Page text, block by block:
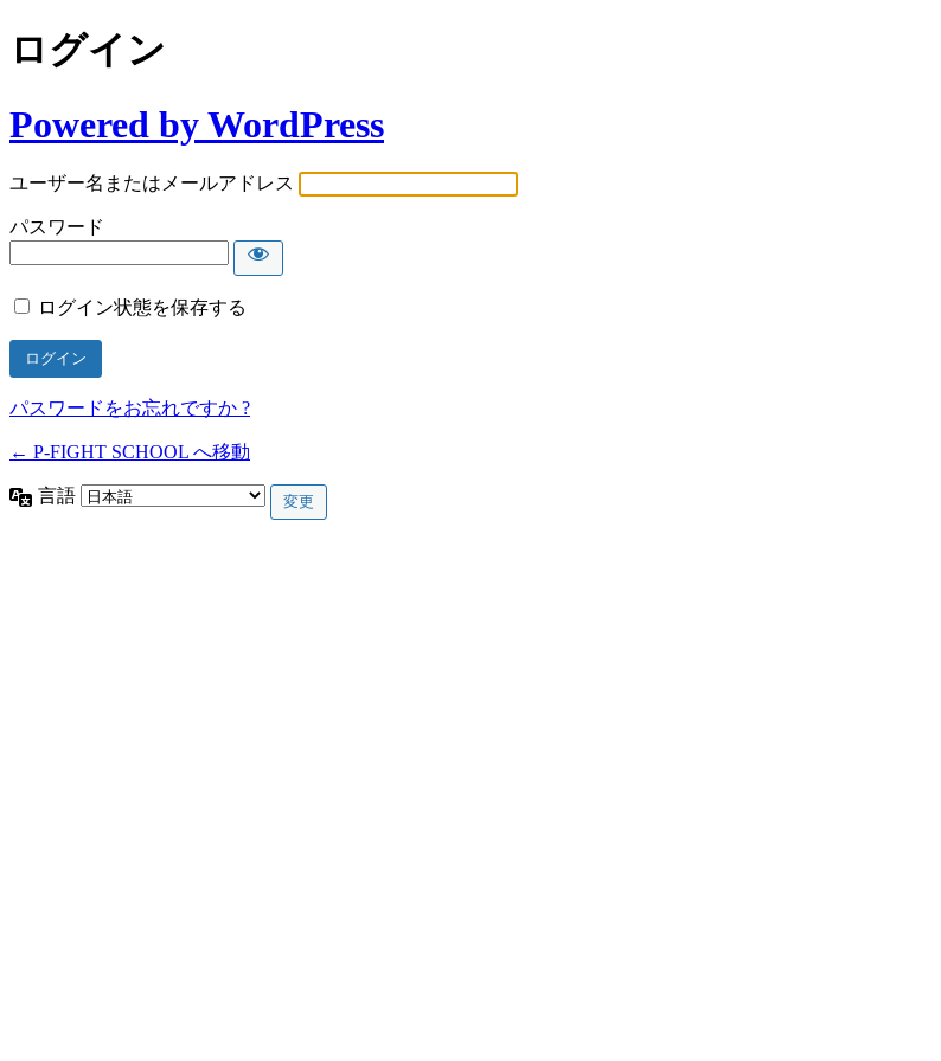
ログイン
Powered by WordPress
ユーザー名またはメールアドレス
パスワード
ログイン状態を保存する
パスワードをお忘れですか ?
← P-FIGHT SCHOOL へ移動
言語